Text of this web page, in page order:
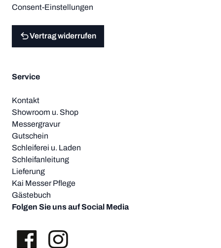
Consent-Einstellungen
Vertrag widerrufen
Service
Kontakt
Showroom u. Shop
Messergravur
Gutschein
Schleiferei u. Laden
Schleifanleitung
Lieferung
Kai Messer Pflege
Gästebuch
Folgen Sie uns auf Social Media